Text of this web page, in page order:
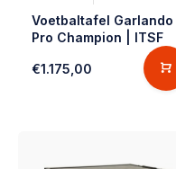
Voetbaltafel Garlando |
Pro Champion | ITSF
€1.175,00